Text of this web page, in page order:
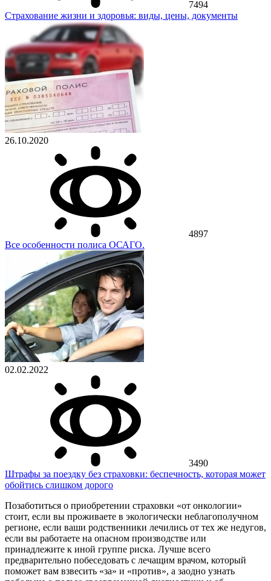
7494
Страхование жизни и здоровья: виды, цены, документы
26.10.2020
4897
Все особенности полиса ОСАГО.
02.02.2022
3490
Штрафы за поездку без страховки: беспечность, которая может
обойтись слишком дорого
Позаботиться о приобретении страховки «от онкологии»
стоит, если вы проживаете в экологически неблагополучном
регионе, если ваши родственники лечились от тех же недугов,
если вы работаете на опасном производстве или
принадлежите к иной группе риска. Лучше всего
предварительно побеседовать с лечащим врачом, который
поможет вам взвесить «за» и «против», а заодно узнать